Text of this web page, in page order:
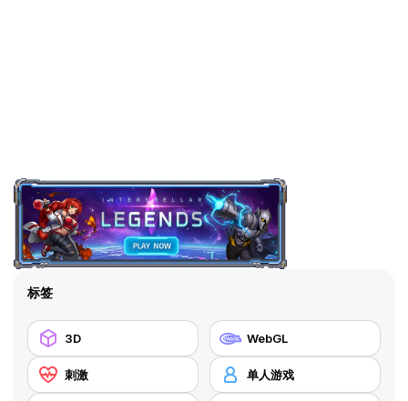
标签
3D WebGL
刺激 单人游戏